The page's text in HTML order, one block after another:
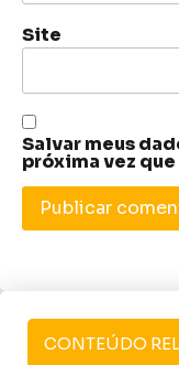
Site
Salvar meus
próxima vez
CONTEÚDO